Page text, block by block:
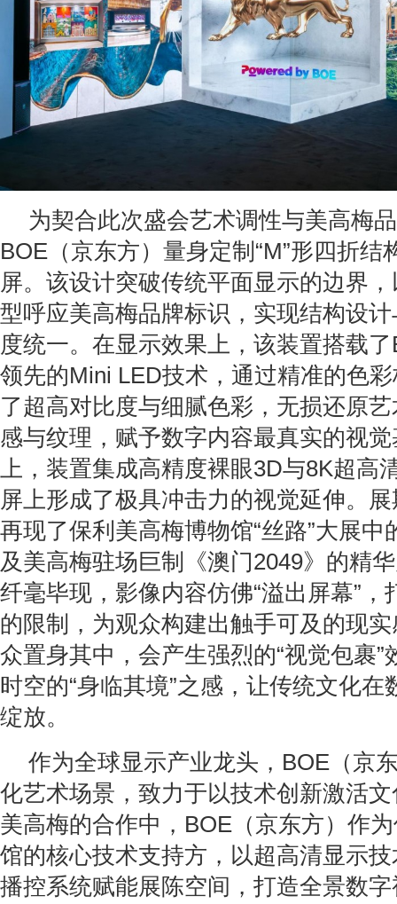
为契合此次盛会艺术调性与美高梅
BOE（京东方）量身定制“M”形四折结
屏。该设计突破传统平面显示的边界，
型呼应美高梅品牌标识，实现结构设
度统一。在显示效果上，该装置搭载
领先的Mini LED技术，通过精准的色
了超高对比度与细腻色彩，无损还原
感与纹理，赋予数字内容最真实的视
上，装置集成高精度裸眼3D与8K超高
屏上形成了极具冲击力的视觉延伸。
再现了保利美高梅博物馆“丝路”大展中
及美高梅驻场巨制《澳门2049》的精
纤毫毕现，影像内容仿佛“溢出屏幕”，
的限制，为观众构建出触手可及的现
众置身其中，会产生强烈的“视觉包裹”
时空的“身临其境”之感，让传统文化在
绽放。
作为全球显示产业龙头，BOE（京
化艺术场景，致力于以技术创新激活
美高梅的合作中，BOE（京东方）作
馆的核心技术支持方，以超高清显示
播控系统赋能展陈空间，打造全景数